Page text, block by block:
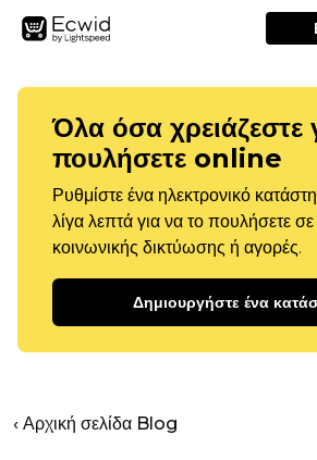
Όλα όσα χρειάζεστε
πουλήσετε online
Ρυθμίστε ένα ηλεκτρονικό
λίγα λεπτά για να το πουλήσετε
κοινωνικής δικτύωσης ή αγορές.
Δημιουργήστε ένα
‹ Αρχική σελίδα Blog